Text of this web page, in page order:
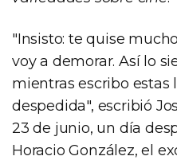
"Insisto: te quise
voy a demorar. Así lo
mientras escribo estas
despedida", escribió
23 de junio, un día
Horacio González, el